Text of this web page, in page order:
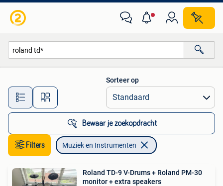
Alle afstanden…
Sorteer op
Bewaar je zoekopdracht
Filters Muziek en Instrumenten
Roland TD-9 V-Drums + Roland PM-30
monitor + extra speakers